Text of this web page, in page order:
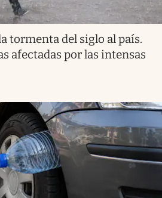
tormenta del siglo al país.
afectadas por las intensas